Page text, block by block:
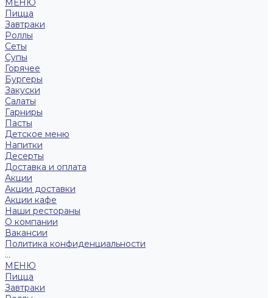
МЕНЮ
Пицца
Завтраки
Роллы
Сеты
Супы
Горячее
Бургеры
Закуски
Салаты
Гарниры
Пасты
Детское меню
Напитки
Десерты
Доставка и оплата
Акции
Акции доставки
Акции кафе
Наши рестораны
О компании
Вакансии
Политика конфиденциальности
...
МЕНЮ
Пицца
Завтраки